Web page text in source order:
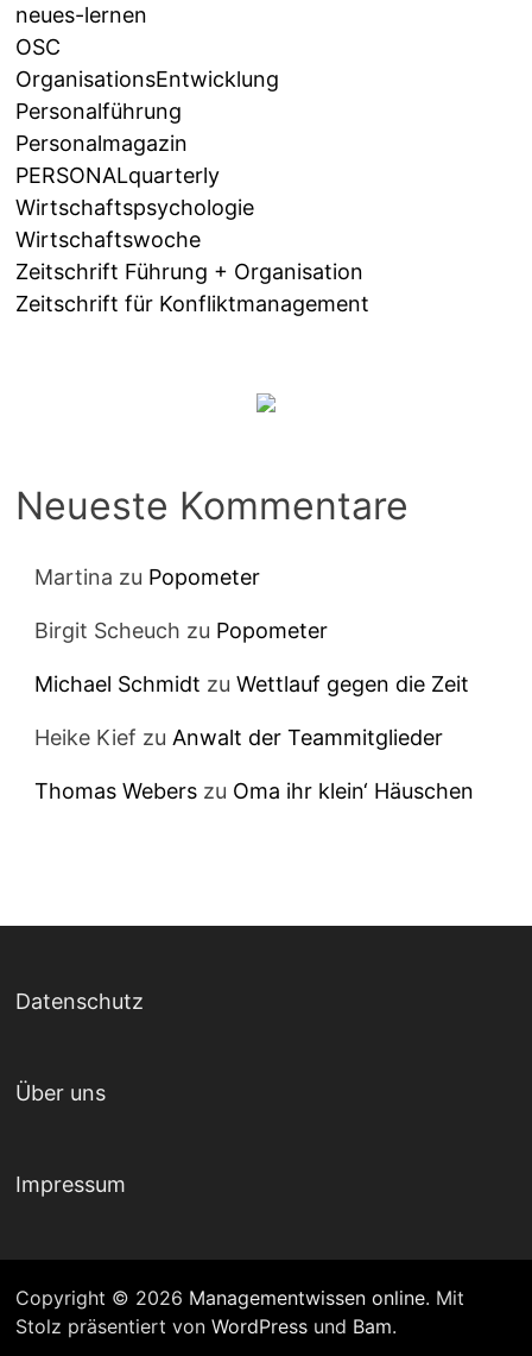
neues-lernen
OSC
OrganisationsEntwicklung
Personalführung
Personalmagazin
PERSONALquarterly
Wirtschaftspsychologie
Wirtschaftswoche
Zeitschrift Führung + Organisation
Zeitschrift für Konfliktmanagement
Neueste Kommentare
Martina zu Popometer
Birgit Scheuch zu Popometer
Michael Schmidt zuWettlauf gegen die Zeit
Heike Kief zu Anwalt der Teammitglieder
Thomas Webers zu Oma ihr klein‘ Häuschen
Datenschutz
Über uns
Impressum
Copyright © 2026 Managementwissen online. Mit
Stolz präsentiert vonWordPress und Bam.